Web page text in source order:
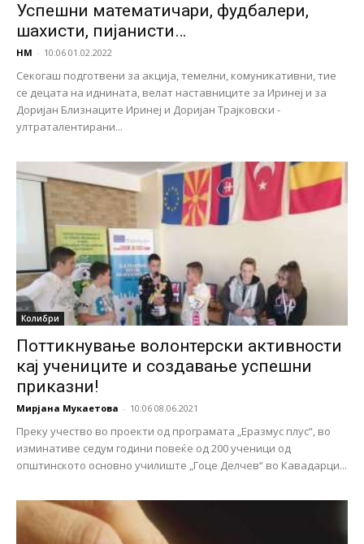
Успешни математичари, фудбалери,
шахисти, пијанисти…
НМ - 10:06 01.02.2022
Секогаш подготвени за акција, темелни, комуникативни, тие
се децата на иднината, велат наставниците за Иринеј и за
Доријан Близнаците Иринеј и Доријан Трајковски -
ултраталентирани...
Колибри
Поттикнување волонтерски активности
кај учениците и создавање успешни
приказни!
Мирјана Мукаетова - 10:06 08.06.2021
Преку учество во проекти од програмата „Еразмус плус“, во
изминативе седум години повеќе од 200 ученици од
општинското основно училиште „Гоце Делчев“ во Кавадарци...